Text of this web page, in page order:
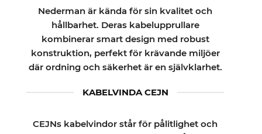
Nederman är kända för sin kvalitet och
hållbarhet. Deras kabelupprullare
kombinerar smart design med robust
konstruktion, perfekt för krävande miljöer
där ordning och säkerhet är en självklarhet.
KABELVINDA CEJN
CEJNs kabelvindor står för pålitlighet och